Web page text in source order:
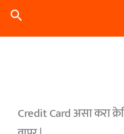
Search
Credit Card असा करा